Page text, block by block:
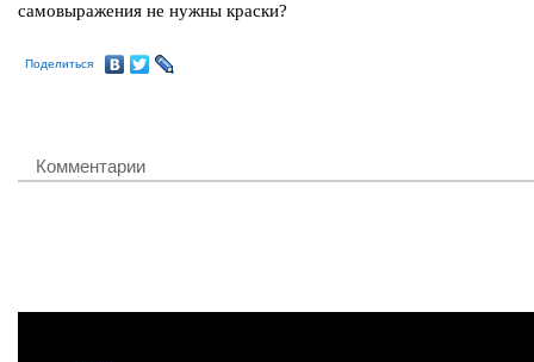
самовыражения не нужны краски?
Поделиться
Комментарии